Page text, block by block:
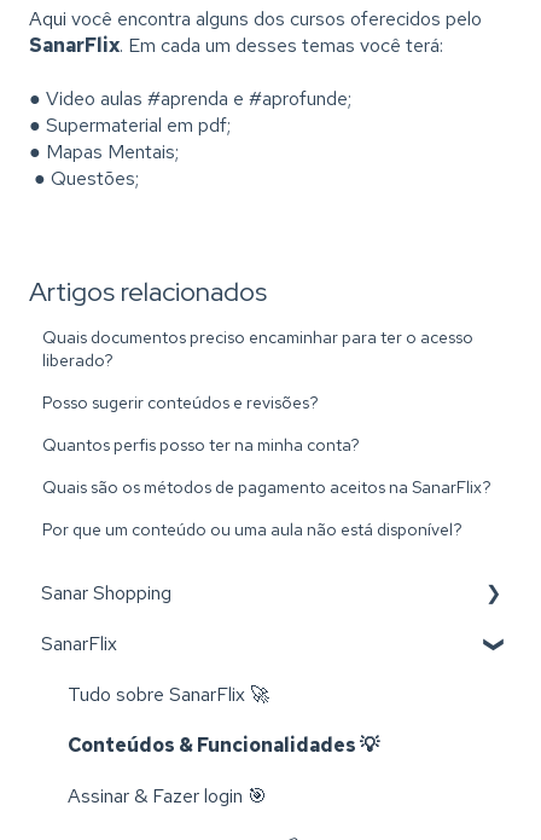
Aqui você encontra alguns dos cursos oferecidos pelo
SanarFlix. Em cada um desses temas você terá:
● Video aulas #aprenda e #aprofunde;
● Supermaterial em pdf;
● Mapas Mentais;
● Questões;
Artigos relacionados
Quais documentos preciso encaminhar para ter o acesso
liberado?
Posso sugerir conteúdos e revisões?
Quantos perfis posso ter na minha conta?
Quais são os métodos de pagamento aceitos na SanarFlix?
Por que um conteúdo ou uma aula não está disponível?
Sanar Shopping
Livros 📚
Trocas e Cancelamentos 📬
Compra e Cadastro 📦
Cursos 💻
SanarFlix
Tudo sobre SanarFlix 🚀
Conteúdos & Funcionalidades 💡
Assinar & Fazer login 🎯